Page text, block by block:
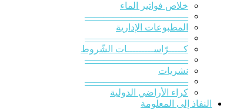
خلاص فواتير الماء
———————————
المطبوعات الإدارية
———————————
كـــــرّاســـــــــات الشّروط
———————————
نشريات
———————————
كراء الأراضي الدولية
النفاذ إلى المعلومة